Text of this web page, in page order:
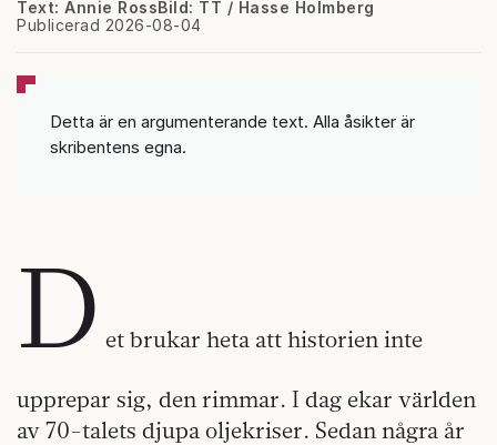
Text: Annie Ross
Publicerad 2026-08-04
Bild: TT / Hasse Holmberg
Detta är en argumenterande text. Alla åsikter är
skribentens egna.
D et brukar heta att historien inte
upprepar sig, den rimmar. I dag ekar världen
av 70-talets djupa oljekriser. Sedan några år